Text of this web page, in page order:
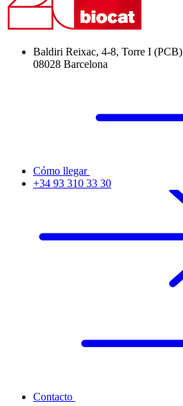
Baldiri Reixac, 4-8, Torre I (PCB)
08028 Barcelona
Cómo llegar
+34 93 310 33 30
Contacto